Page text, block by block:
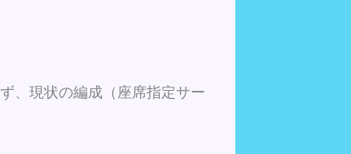
、現状の編成（座席指定サー